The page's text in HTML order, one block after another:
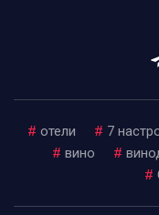
# отели # 7
# вино #
#